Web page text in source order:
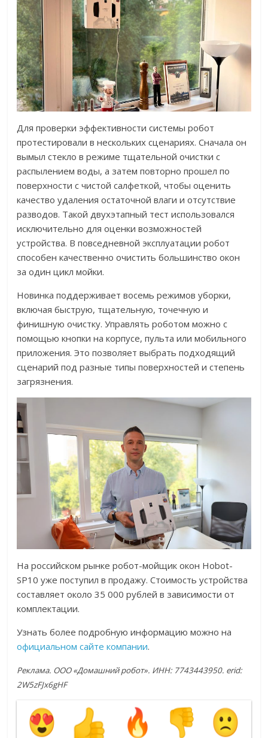
Для проверки эффективности системы робот
протестировали в нескольких сценариях. Сначала он
вымыл стекло в режиме тщательной очистки с
распылением воды, а затем повторно прошел по
поверхности с чистой салфеткой, чтобы оценить
качество удаления остаточной влаги и отсутствие
разводов. Такой двухэтапный тест использовался
исключительно для оценки возможностей
устройства. В повседневной эксплуатации робот
способен качественно очистить большинство окон
за один цикл мойки.
Новинкаподдерживает восемь режимов уборки,
включая быструю, тщательную, точечную и
финишную очистку. Управлять роботом можно с
помощью кнопки на корпусе, пульта или мобильного
приложения. Это позволяет выбрать подходящий
сценарий под разные типы поверхностей и степень
загрязнения.
На российском рынке робот-мойщик окон Hobot-
SP10 уже поступил в продажу. Стоимость устройства
составляет около 35 000 рублей в зависимости от
комплектации.
Узнать более подробную информацию можно на
официальном сайте компании.
Реклама. ООО «Домашний робот». ИНН: 7743443950. erid:
2W5zFJx6gHF